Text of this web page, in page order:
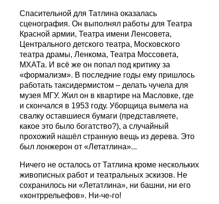
Спасительной для Татлина оказалась
сценография. Он выполнял работы для Театра
Красной армии, Театра имени Ленсовета,
Центрального детского театра, Московского
театра драмы, Ленкома, Театра Моссовета,
МХАТа. И всё же он попал под критику за
«формализм». В последние годы ему пришлось
работать таксидермистом – делать чучела для
музея МГУ. Жил он в квартире на Масловке, где
и скончался в 1953 году. Уборщица вымела на
свалку оставшиеся бумаги (представляете,
какое это было богатство?), а случайный
прохожий нашёл странную вещь из дерева. Это
был лонжерон от «Летатлина»...
Ничего не осталось от Татлина кроме нескольких
живописных работ и театральных эскизов. Не
сохранилось ни «Летатлина», ни башни, ни его
«контррельефов». Ни-че-го!